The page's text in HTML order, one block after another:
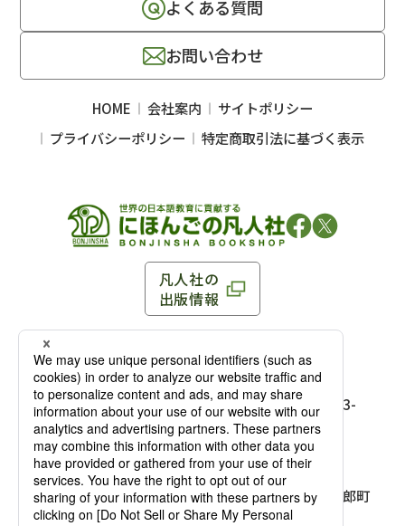
凡人社の
出版情報
〒102-0093 東京都千代田区平河町 1-3-13 8F
TEL：03-3263-3959／FAX：03-3263-3116
麹町店
〒102-0093 東京都千代田区平河町1-3-
13 8F［アクセス］
TEL：03-3239-8673／FAX：03-3263-
3116
〒541-0056 大阪府大阪市中央区久太郎町
4-2-10
よくある質問
お問い合わせ
HOME 会社案内
サイトポリシー
プライバシーポリシー
特定商取引法に基づく表示